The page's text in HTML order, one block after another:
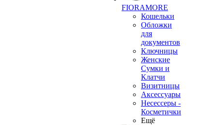
FIORAMORE
Кошельки
Обложки
для
документов
Ключницы
Женские
Сумки и
Клатчи
Визитницы
Аксессуары
Несессеры -
Косметички
Ещё